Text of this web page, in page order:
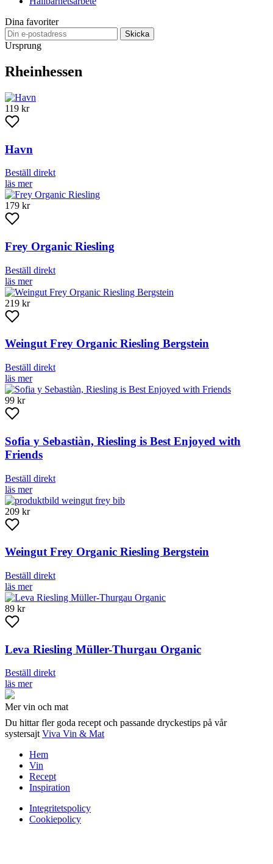
Dina favoriter
Skicka
Ursprung
Rheinhessen
119 kr
Havn
Beställ direkt
läs mer
179 kr
Frey Organic Riesling
Beställ direkt
läs mer
219 kr
Weingut Frey Organic Riesling Bergstein
Beställ direkt
läs mer
99 kr
Sofia y Sebastiàn, Riesling is Best Enjoyed with
Friends
Beställ direkt
läs mer
209 kr
Weingut Frey Organic Riesling Bergstein
Beställ direkt
läs mer
89 kr
Leva Riesling Müller-Thurgau Organic
Beställ direkt
läs mer
Mer vin och mat
Du hittar fler goda recept och passande dryckestips på vår
systersajtViva Vin & Mat
Hem
Vin
Recept
Inspiration
Integritetspolicy
Cookiepolicy